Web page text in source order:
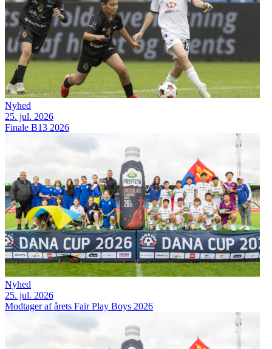
Nyhed
25. jul. 2026
Finale B13 2026
Nyhed
25. jul. 2026
Modtager af årets Fair Play Boys 2026